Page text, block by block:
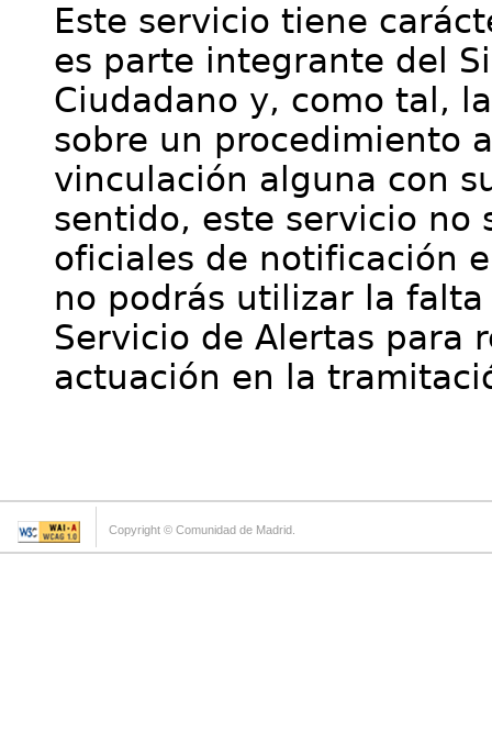
Este servicio tiene
es parte integrante del
Ciudadano y, como tal,
sobre un procedimiento
vinculación alguna con
sentido, este servicio no
oficiales de notificación
no podrás utilizar la
Servicio de Alertas para
actuación en la
Copyright © Comunidad de Madrid.